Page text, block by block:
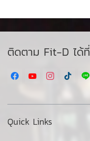
ติดตาม Fit-D ได้ที่
Quick Links